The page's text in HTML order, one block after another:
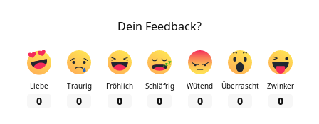
Dein Feedback?
Liebe
0
Traurig
0
Fröhlich
0
Schläfrig
0
Wütend
0
Überrascht
0
Zwinker
0